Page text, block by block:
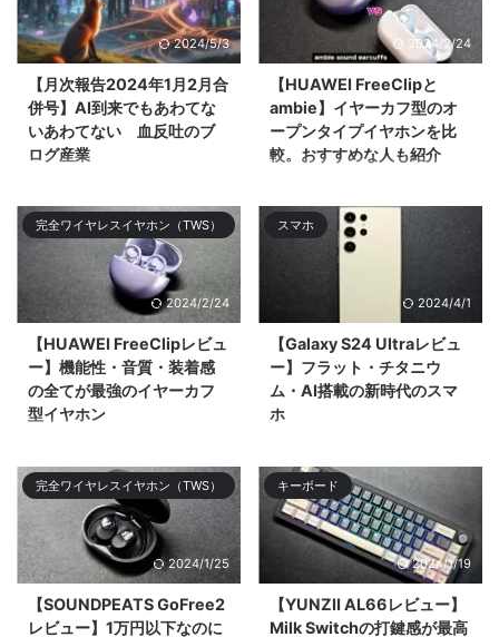
1000XM5 ...
MOMENTUM Tru ...
2024/5/3
【月次報告2024年1月2月合
併号】AI到来でもあわてな
いあわてない 血反吐のブ
ログ産業
次報告を合算して振り返りや感じ
たことをツ& ...
2024/2/24
【HUAWEI FreeClipと
ambie】イヤーカフ型のオ
ープンタイプイヤホンを比
較。おすすめな人も紹介
「ambie AM-TW01」と2024年
登場の「HUAWEI FreeClip」を比
較してどち ...
完全ワイヤレスイヤホン（TWS）
2024/2/24
【HUAWEI FreeClipレビュ
ー】機能性・音質・装着感
の全てが最強のイヤーカフ
型イヤホン
11,749%の超絶大成功を記録した
オープンタイプ（&# ...
スマホ
2024/4/1
【Galaxy S24 Ultraレビュ
ー】フラット・チタニウ
ム・AI搭載の新時代のスマ
ホ
スマホ「Galaxy S24 Ultra」をレ
ビューする。大まかなデザ ...
完全ワイヤレスイヤホン（TWS）
2024/1/25
【SOUNDPEATS GoFree2
レビュー】1万円以下なのに
キーボード
2024/1/19
【YUNZII AL66レビュー】
Milk Switchの打鍵感が最高